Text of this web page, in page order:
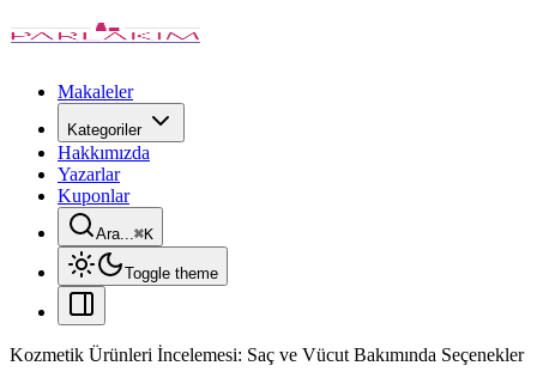
Makaleler
Kategoriler
Hakkımızda
Yazarlar
Kuponlar
Ara...⌘K
Toggle theme
Kozmetik Ürünleri İncelemesi: Saç ve Vücut Bakımında Seçenekler